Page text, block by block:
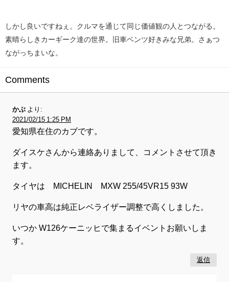
しかし良いですねぇ。クルマを通じて同じ価値観の人とつながる。
素晴らしきカーギーク達の世界。旧車ベンツ好きみな兄弟。さぁつ
ながっちまいな。
Comments
かぶ より:
2021/02/15 1:25 PM
愛知県在住のカブです。
ダイスケさんから連絡ありまして、コメントさせて頂き
ます。
タイヤは MICHELIN MXW 255/45VR15 93W
リヤの車高は純正レベライザー調整で高くしました。
いつか W126ケーニッヒで集まるイベントお願いしま
す。
返信